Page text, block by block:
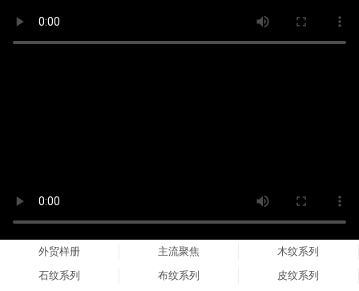
外贸样册 主流聚焦
木纹系列
石纹系列
布纹系列
皮纹系列